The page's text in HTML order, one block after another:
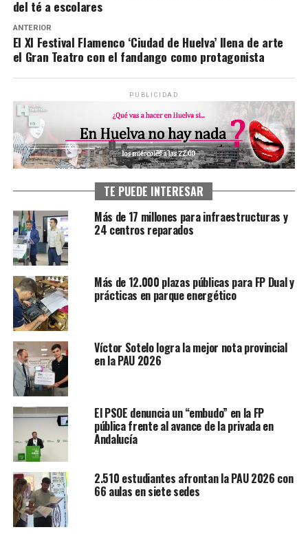
del té a escolares
ANTERIOR
El XI Festival Flamenco ‘Ciudad de Huelva’ llena de arte
el Gran Teatro con el fandango como protagonista
PUBLICIDAD
TE PUEDE INTERESAR
Más de 17 millones para infraestructuras y
24 centros reparados
Más de 12.000 plazas públicas para FP Dual y
prácticas en parque energético
Víctor Sotelo logra la mejor nota provincial
en la PAU 2026
El PSOE denuncia un “embudo” en la FP
pública frente al avance de la privada en
Andalucía
2.510 estudiantes afrontan la PAU 2026 con
66 aulas en siete sedes